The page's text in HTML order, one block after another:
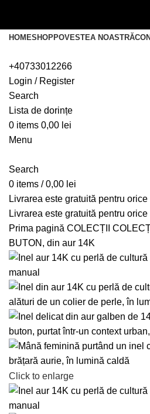
HOMESHOPPOVESTEA NOASTRĂ
+40733012266
Login / Register
Search
Lista de dorințe
0 items 0,00 lei
Menu
Search
0 items / 0,00 lei
Livrarea este gratuită pentru
Livrarea este gratuită pentru
Prima pagină COLECȚII
BUTON, din aur 14K
Click to enlarge